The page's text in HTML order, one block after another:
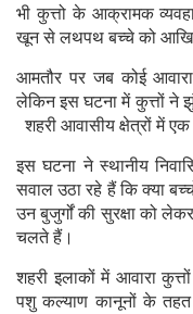
भी कुत्तो के आक्रामक
खून से लथपथ बच्चे को
आमतौर पर जब कोई
लेकिन इस घटना में कुत्तों ने
शहरी आवासीय क्षेत्रों में एक
इस घटना ने स्थानीय
सवाल उठा रहे हैं कि क्या
उन बुजुर्गों की सुरक्षा को
चलते हैं।
शहरी इलाकों में आवारा
पशु कल्याण कानूनों के तहत